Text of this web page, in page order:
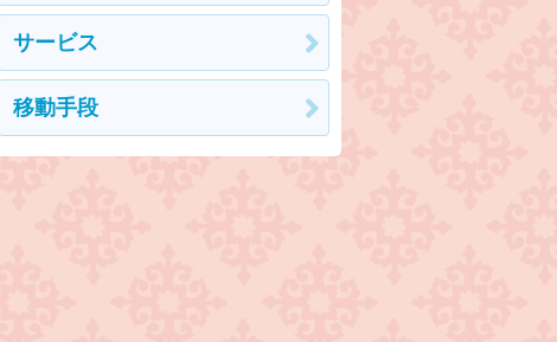
サービス
移動手段